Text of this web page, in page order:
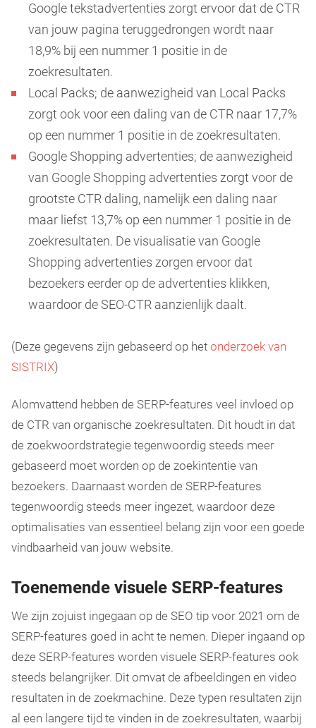
Google tekstadvertenties zorgt ervoor dat de CTR
van jouw pagina teruggedrongen wordt naar
18,9% bij een nummer 1 positie in de
zoekresultaten.
Local Packs; de aanwezigheid van Local Packs
zorgt ook voor een daling van de CTR naar 17,7%
op een nummer 1 positie in de zoekresultaten.
Google Shopping advertenties; de aanwezigheid
van Google Shopping advertenties zorgt voor de
grootste CTR daling, namelijk een daling naar
maar liefst 13,7% op een nummer 1 positie in de
zoekresultaten. De visualisatie van Google
Shopping advertenties zorgen ervoor dat
bezoekers eerder op de advertenties klikken,
waardoor de SEO-CTR aanzienlijk daalt.
(Deze gegevens zijn gebaseerd op het onderzoek van
SISTRIX)
Alomvattend hebben de SERP-features veel invloed op
de CTR van organische zoekresultaten. Dit houdt in dat
de zoekwoordstrategie tegenwoordig steeds meer
gebaseerd moet worden op de zoekintentie van
bezoekers. Daarnaast worden de SERP-features
tegenwoordig steeds meer ingezet, waardoor deze
optimalisaties van essentieel belang zijn voor een goede
vindbaarheid van jouw website.
Toenemende visuele SERP-features
We zijn zojuist ingegaan op de SEO tip voor 2021 om de
SERP-features goed in acht te nemen. Dieper ingaand op
deze SERP-features worden visuele SERP-features ook
steeds belangrijker. Dit omvat de afbeeldingen en video
resultaten in de zoekmachine. Deze typen resultaten zijn
al een langere tijd te vinden in de zoekresultaten, waarbij